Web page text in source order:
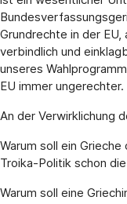
Grundrechte in der
verbindlich und
unseres
EU immer ungerechter.
An der Verwirklichung
Warum soll ein
Troika-Politik schon
Warum soll eine